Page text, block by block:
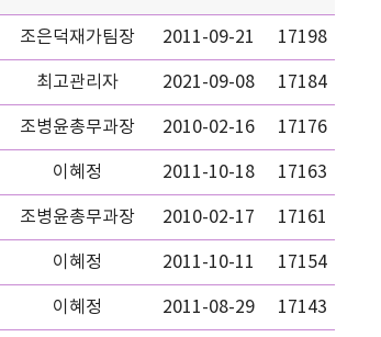
조은덕재가팀장 2011-09-21 17198
최고관리자 2021-09-08 17184
조병윤총무과장 2010-02-16 17176
이혜정 2011-10-18 17163
조병윤총무과장 2010-02-17 17161
이혜정 2011-10-11 17154
이혜정 2011-08-29 17143